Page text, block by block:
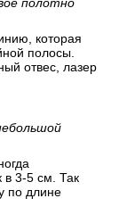
полотно
которая
полосы.
отвес, лазер
в 3-5 см. Так
по длине